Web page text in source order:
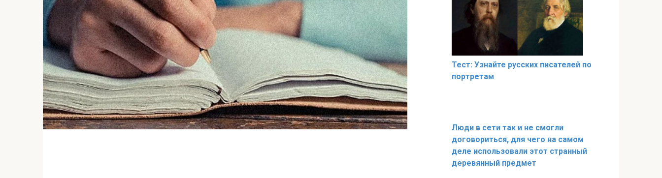
Тест: Узнайте русских писателей по
портретам
Люди в сети так и не смогли
договориться, для чего на самом
деле использовали этот странный
деревянный предмет